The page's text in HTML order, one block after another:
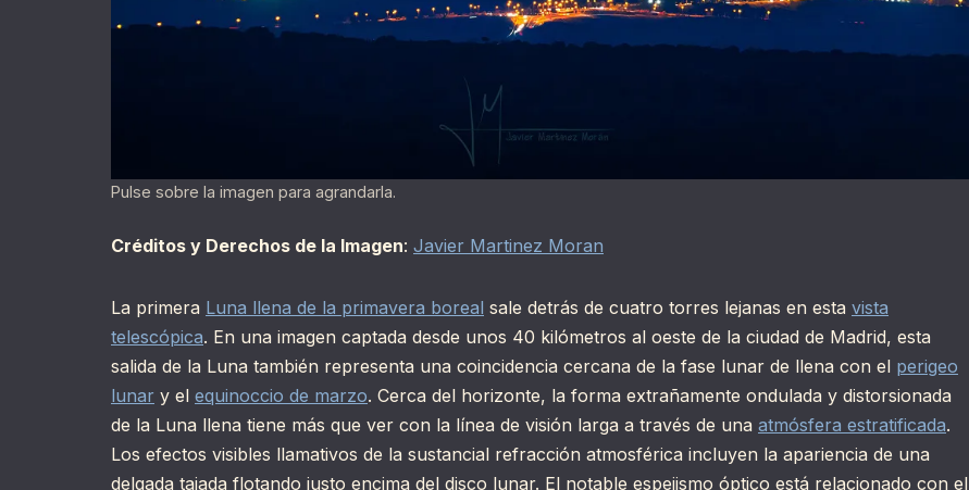
Pulse sobre la imagen para agrandarla.
Créditos y Derechos de la Imagen: Javier Martinez Moran
La primera Luna llena de la primavera boreal sale detrás de cuatro torres lejanas en esta vista
telescópica. En una imagen captada desde unos 40 kilómetros al oeste de la ciudad de Madrid, esta
salida de la Luna también representa una coincidencia cercana de la fase lunar de llena con el perigeo
lunar y el equinoccio de marzo. Cerca del horizonte, la forma extrañamente ondulada y distorsionada
de la Luna llena tiene más que ver con la línea de visión larga a través de una atmósfera estratificada.
Los efectos visibles llamativos de la sustancial refracción atmosférica incluyen la apariencia de una
delgada tajada flotando justo encima del disco lunar. El notable espejismo óptico está relacionado con el